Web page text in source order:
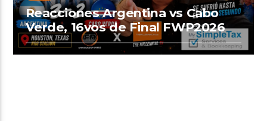
Reacciones Argentina vs Cabo
Verde, 16vos de Final FWP2026